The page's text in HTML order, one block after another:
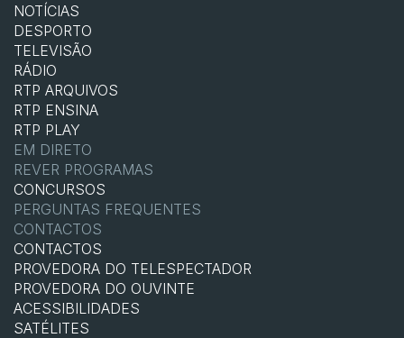
NOTÍCIAS
DESPORTO
TELEVISÃO
RÁDIO
RTP ARQUIVOS
RTP ENSINA
RTP PLAY
EM DIRETO
REVER PROGRAMAS
CONCURSOS
PERGUNTAS FREQUENTES
CONTACTOS
CONTACTOS
PROVEDORA DO TELESPECTADOR
PROVEDORA DO OUVINTE
ACESSIBILIDADES
SATÉLITES